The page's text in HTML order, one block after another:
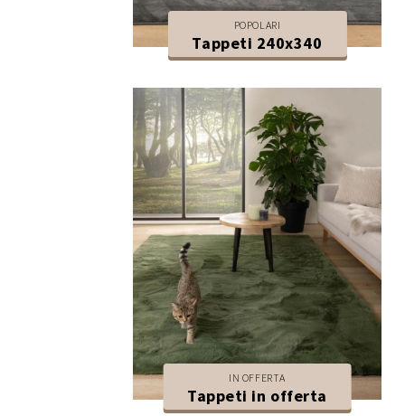
POPOLARI
Tappeti 240x340
IN OFFERTA
Tappeti in offerta